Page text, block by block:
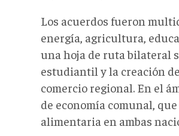
Los acuerdos fueron
energía, agricultura,
una hoja de ruta bilateral
estudiantil y la creación
comercio regional. En el
de economía comunal,
alimentaria en ambas